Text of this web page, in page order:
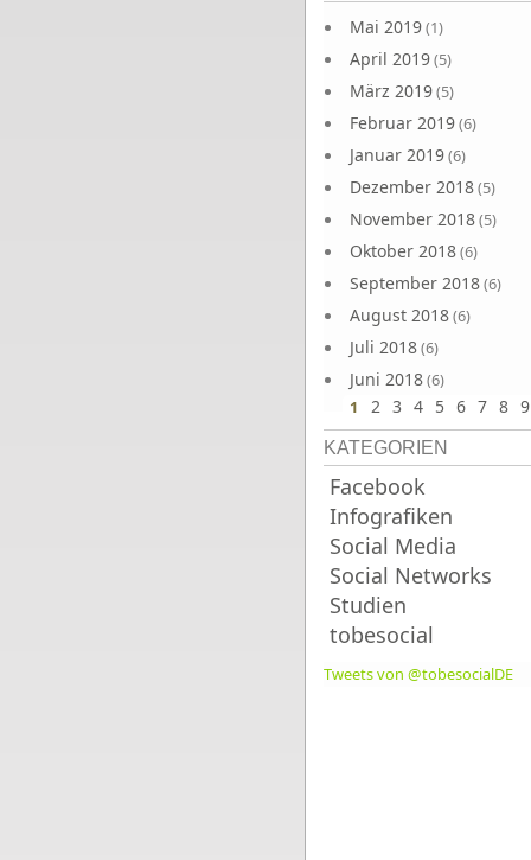
Mai 2019(1)
April 2019(5)
März 2019(5)
Februar 2019(6)
Januar 2019(6)
Dezember 2018(5)
November 2018(5)
Oktober 2018(6)
September 2018(6)
August 2018(6)
Juli 2018(6)
Juni 2018(6)
1 2 3 4 5 6 7 8 9
KATEGORIEN
Facebook
Infografiken
Social Media
Social Networks
Studien
tobesocial
Tweets von @tobesocialDE